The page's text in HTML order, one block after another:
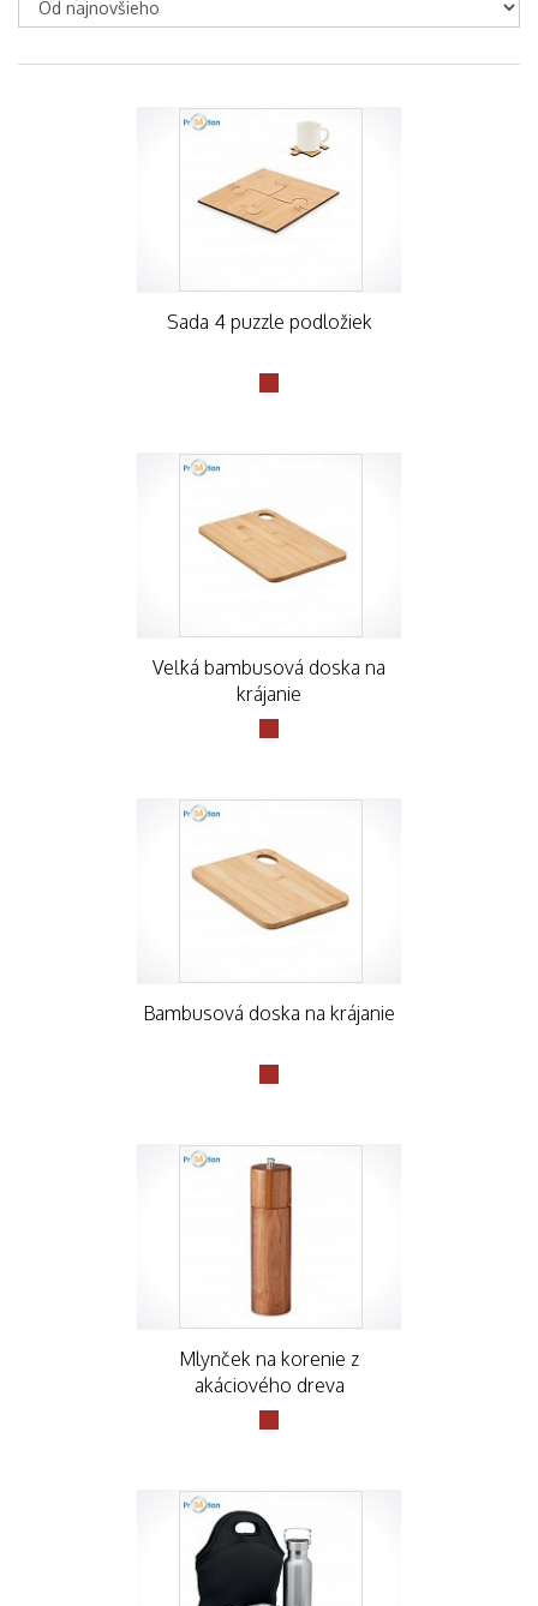
Sada 4 puzzle podložiek
Veľká bambusová doska na
krájanie
Bambusová doska na krájanie
Mlynček na korenie z
akáciového dreva